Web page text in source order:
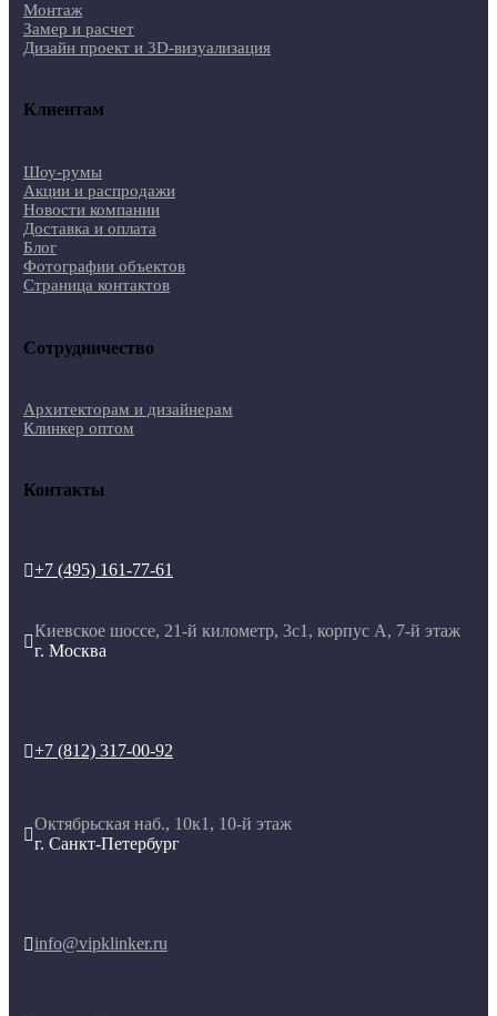
Монтаж
Замер и расчет
Дизайн проект и 3D-визуализация
Клиентам
Шоу-румы
Акции и распродажи
Новости компании
Доставка и оплата
Блог
Фотографии объектов
Страница контактов
Сотрудничество
Архитекторам и дизайнерам
Клинкер оптом
Контакты
+7 (495) 161-77-61

Киевское шоссе, 21-й километр, 3с1, корпус А, 7-й этаж
г. Москва
+7 (812) 317-00-92

Октябрьская наб., 10к1, 10-й этаж
г. Санкт-Петербург
info@vipklinker.ru